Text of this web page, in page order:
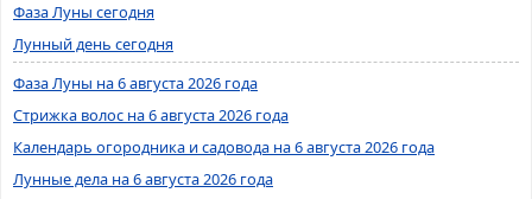
Фаза Луны сегодня
Лунный день сегодня
Фаза Луны на 6 августа 2026 года
Стрижка волос на 6 августа 2026 года
Календарь огородника и садовода на 6 августа 2026 года
Лунные дела на 6 августа 2026 года